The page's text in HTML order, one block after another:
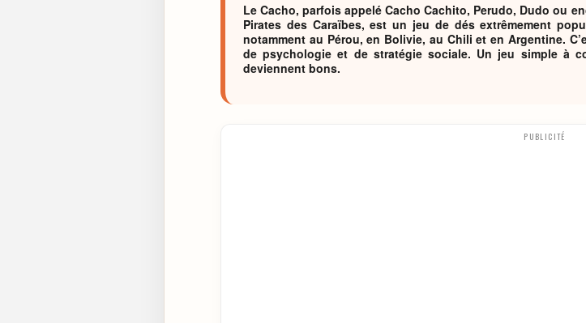
Le Cacho, parfois appelé Cacho Cachito, Perudo, Dudo ou
Pirates des Caraïbes, est un jeu de dés extrêmement
notamment au Pérou, en Bolivie, au Chili et en Argentine.
de psychologie et de stratégie sociale. Un jeu simple à
deviennent bons.
PUBLICITÉ